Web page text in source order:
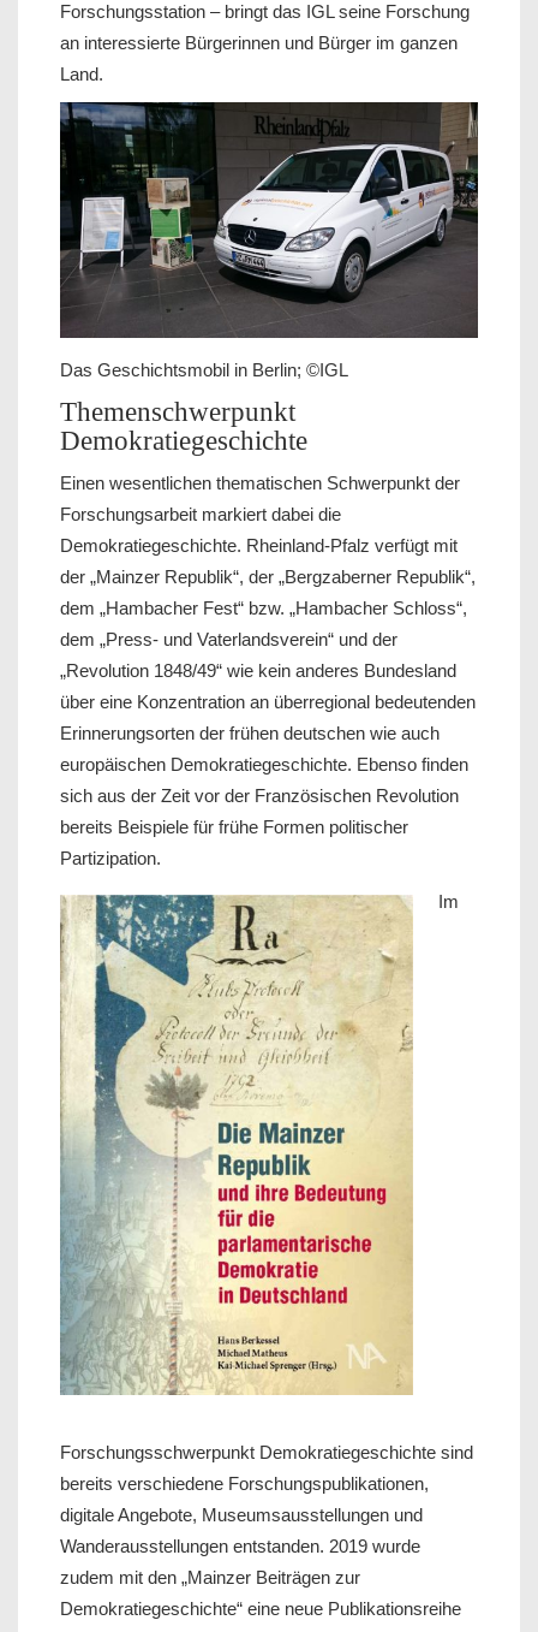
Forschungsstation – bringt das IGL seine Forschung
an interessierte Bürgerinnen und Bürger im ganzen
Land.
Das Geschichtsmobil in Berlin; ©IGL
Themenschwerpunkt
Demokratiegeschichte
Einen wesentlichen thematischen Schwerpunkt der
Forschungsarbeit markiert dabei die
Demokratiegeschichte. Rheinland-Pfalz verfügt mit
der „Mainzer Republik“, der „Bergzaberner Republik“,
dem „Hambacher Fest“ bzw. „Hambacher Schloss“,
dem „Press- und Vaterlandsverein“ und der
„Revolution 1848/49“ wie kein anderes Bundesland
über eine Konzentration an überregional bedeutenden
Erinnerungsorten der frühen deutschen wie auch
europäischen Demokratiegeschichte. Ebenso finden
sich aus der Zeit vor der Französischen Revolution
bereits Beispiele für frühe Formen politischer
Partizipation.
Im
Forschungsschwerpunkt Demokratiegeschichte sind
bereits verschiedene Forschungspublikationen,
digitale Angebote, Museumsausstellungen und
Wanderausstellungen entstanden. 2019 wurde
zudem mit den „Mainzer Beiträgen zur
Demokratiegeschichte“ eine neue Publikationsreihe